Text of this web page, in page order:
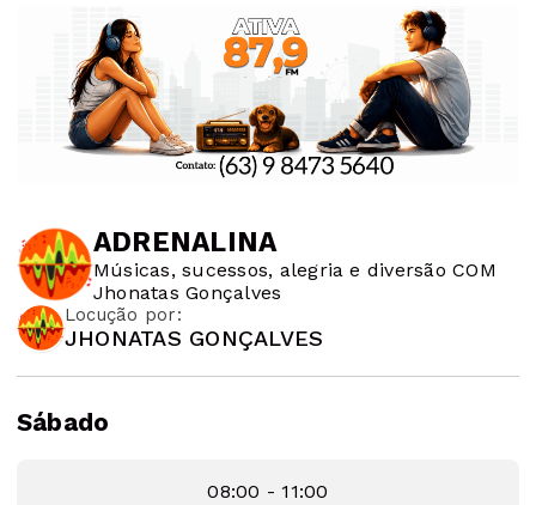
ADRENALINA
Músicas, sucessos, alegria e diversão COM
Jhonatas Gonçalves
Locução por:
JHONATAS GONÇALVES
Sábado
08:00 - 11:00